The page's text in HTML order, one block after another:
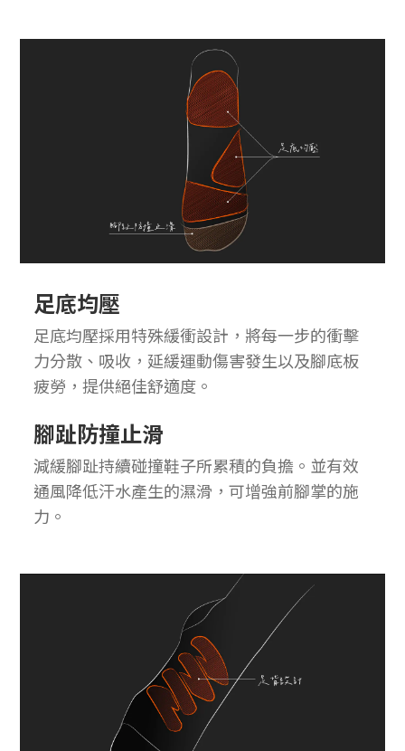
足底均壓
足底均壓採用特殊緩衝設計，將每一步的衝擊
力分散、吸收，延緩運動傷害發生以及腳底板
疲勞，提供絕佳舒適度。
腳趾防撞止滑
減緩腳趾持續碰撞鞋子所累積的負擔。並有效
通風降低汗水產生的濕滑，可增強前腳掌的施
力。